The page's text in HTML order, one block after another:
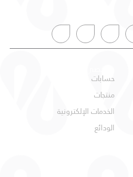
حسابات
منتجات
الخدمات الإلكترونية
الودائع